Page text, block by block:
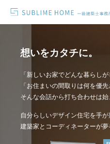
想いをカタチに。
「新しいお家でどんな暮らし
「お住まいの間取りは何を優
そんな会話から打ち合わせは始
自分らしいデザイン住宅を手
建築家とコーディネーターが夢